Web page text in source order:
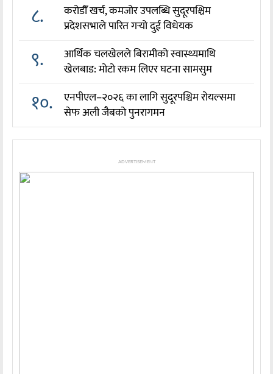
८.
करोडौँ खर्च, कमजोर उपलब्धि सुदूरपश्चिम
प्रदेशसभाले पारित गर्‍यो दुई विधेयक
९.
आर्थिक चलखेलले बिरामीको स्वास्थ्यमाथि
खेलबाड: मोटो रकम लिएर घटना सामसुम
१०.
एनपीएल–२०२६ का लागि सुदूरपश्चिम रोयल्समा
सेफ अली जैबको पुनरागमन
ADVERTISEMENT